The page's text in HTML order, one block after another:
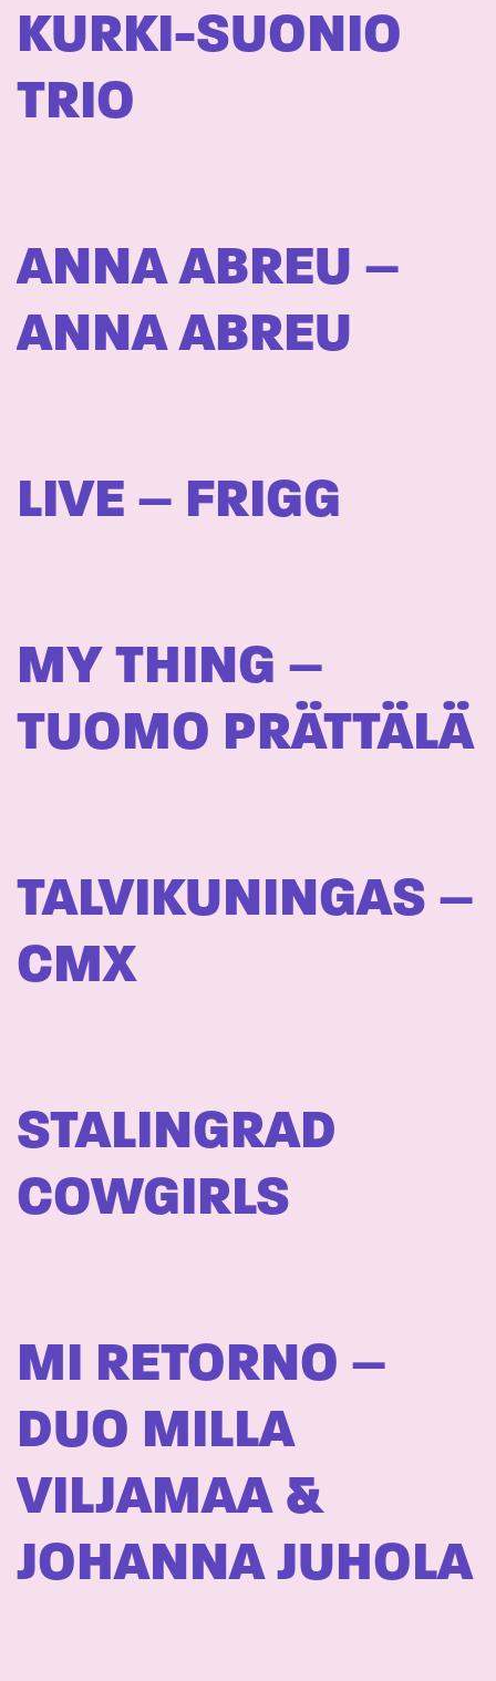
KURKI-SUONIO
TRIO
ANNA ABREU –
ANNA ABREU
LIVE – FRIGG
MY THING –
TUOMO PRÄTTÄLÄ
TALVIKUNINGAS –
CMX
STALINGRAD
COWGIRLS
MI RETORNO –
DUO MILLA
VILJAMAA &
JOHANNA JUHOLA